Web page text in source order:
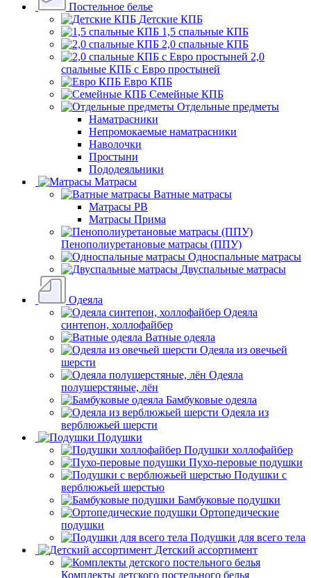
Постельное белье
Детские КПБ
1,5 спальные КПБ
2,0 спальные КПБ
2,0
спальные КПБ с Евро простыней
Евро КПБ
Семейные КПБ
Отдельные предметы
Наматрасники
Непромокаемые наматрасники
Наволочки
Простыни
Пододеяльники
Матрасы
Ватные матрасы
Матрасы РВ
Матрасы Прима
Пенополиуретановые матрасы (ППУ)
Односпальные матрасы
Двуспальные матрасы
Одеяла
Одеяла
синтепон, холлофайбер
Ватные одеяла
Одеяла из овечьей
шерсти
Одеяла
полушерстяные, лён
Бамбуковые одеяла
Одеяла из
верблюжьей шерсти
Подушки
Подушки холлофайбер
Пухо-перовые подушки
Подушки с
верблюжьей шерстью
Бамбуковые подушки
Ортопедические
подушки
Подушки для всего тела
Детский ассортимент
Комплекты детского постельного белья